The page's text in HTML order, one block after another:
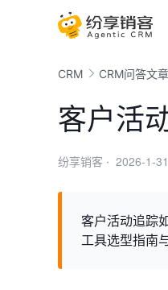
CRM CRM问答文章
客户活
纷享销客 · 2026-1-
客户活动追踪
工具选型指南